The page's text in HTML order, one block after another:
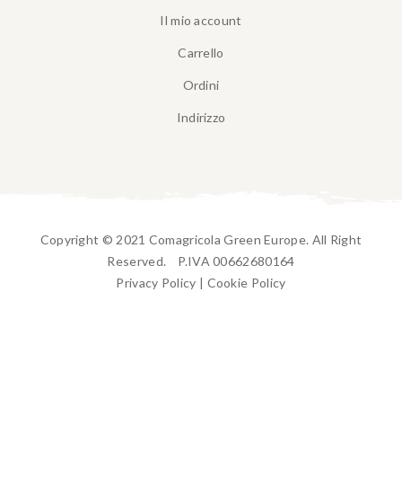
Il mio account
Carrello
Ordini
Indirizzo
Copyright © 2021 Comagricola Green Europe. All Right
Reserved. P.IVA 00662680164
Privacy Policy | Cookie Policy